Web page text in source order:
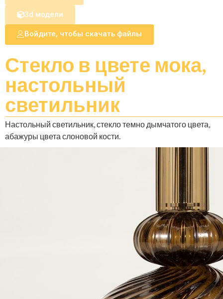
3d модели
Войдите, чтобы скачать файлы
Стекло в цвете мока,
настольный
светильник
Настольный светильник, стекло темно дымчатого цвета,
абажуры цвета слоновой кости.